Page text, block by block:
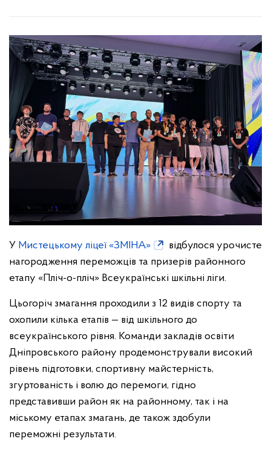
У Мистецькому ліцеї «ЗМІНА»
відбулося урочисте
нагородження переможців та призерів районного
етапу «Пліч-о-пліч» Всеукраїнські шкільні ліги.
Цьогоріч змагання проходили з 12 видів спорту та
охопили кілька етапів — від шкільного до
всеукраїнського рівня. Команди закладів освіти
Дніпровського району продемонстрували високий
рівень підготовки, спортивну майстерність,
згуртованість і волю до перемоги, гідно
представивши район як на районному, так і на
міському етапах змагань, де також здобули
переможні результати.